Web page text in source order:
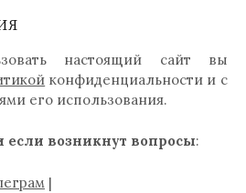
настоящий сайт вы
конфиденциальности и с
его использования.
если возникнут вопросы:
|